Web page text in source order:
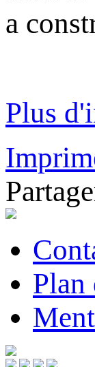
a
Plus
Plan